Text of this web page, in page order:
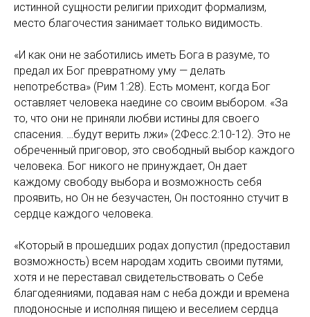
истинной сущности религии приходит формализм,
место благочестия занимает только видимость.
«И как они не заботились иметь Бога в разуме, то
предал их Бог превратному уму — делать
непотребства» (Рим 1:28). Есть момент, когда Бог
оставляет человека наедине со своим выбором. «За
то, что они не приняли любви истины для своего
спасения. …будут верить лжи» (2Фесс.2:10-12). Это не
обреченный приговор, это свободный выбор каждого
человека. Бог никого не принуждает, Он дает
каждому свободу выбора и возможность себя
проявить, но Он не безучастен, Он постоянно стучит в
сердце каждого человека.
«Который в прошедших родах допустил (предоставил
возможность) всем народам ходить своими путями,
хотя и не переставал свидетельствовать о Себе
благодеяниями, подавая нам с неба дожди и времена
плодоносные и исполняя пищею и веселием сердца